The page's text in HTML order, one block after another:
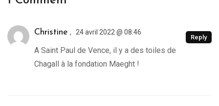
Christine , 24 avril 2022 @ 08:46
A Saint Paul de Vence, il y a des toiles de
Chagall à la fondation Maeght !
Reply